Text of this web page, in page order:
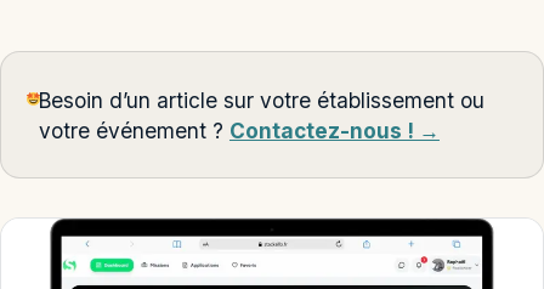
Besoin d’un article sur votre établissement ou
votre événement ? Contactez-nous ! →